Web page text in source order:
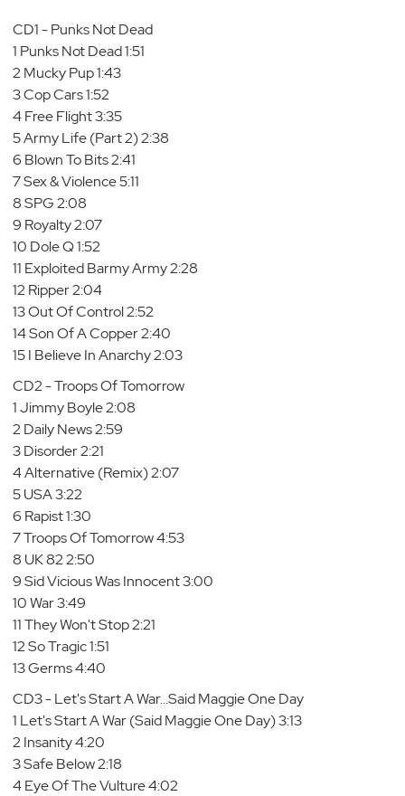
CD1 - Punks Not Dead
1 Punks Not Dead 1:51
2 Mucky Pup 1:43
3 Cop Cars 1:52
4 Free Flight 3:35
5 Army Life (Part 2) 2:38
6 Blown To Bits 2:41
7 Sex & Violence 5:11
8 SPG 2:08
9 Royalty 2:07
10 Dole Q 1:52
11 Exploited Barmy Army 2:28
12 Ripper 2:04
13 Out Of Control 2:52
14 Son Of A Copper 2:40
15 I Believe In Anarchy 2:03
CD2 - Troops Of Tomorrow
1 Jimmy Boyle 2:08
2 Daily News 2:59
3 Disorder 2:21
4 Alternative (Remix) 2:07
5 USA 3:22
6 Rapist 1:30
7 Troops Of Tomorrow 4:53
8 UK 82 2:50
9 Sid Vicious Was Innocent 3:00
10 War 3:49
11 They Won't Stop 2:21
12 So Tragic 1:51
13 Germs 4:40
CD3 - Let's Start A War...Said Maggie One Day
1 Let's Start A War (Said Maggie One Day) 3:13
2 Insanity 4:20
3 Safe Below 2:18
4 Eye Of The Vulture 4:02